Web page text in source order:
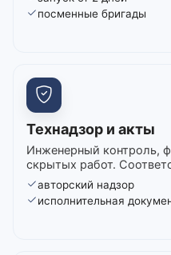
посменные бригады
Технадзор и акты
Инженерный контроль,
скрытых работ.
авторский надзор
исполнительная